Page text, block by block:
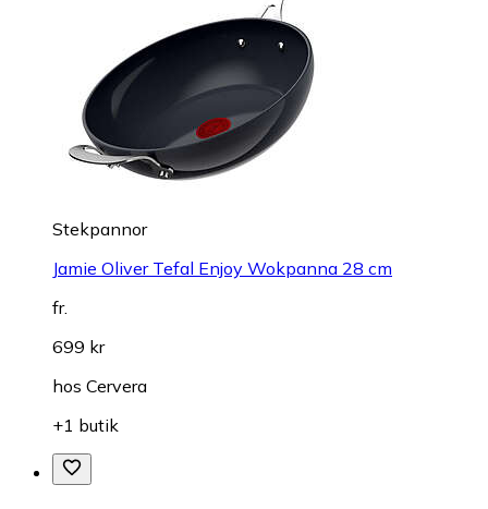
Stekpannor
Jamie Oliver Tefal Enjoy Wokpanna 28 cm
fr.
699 kr
hos Cervera
+1 butik